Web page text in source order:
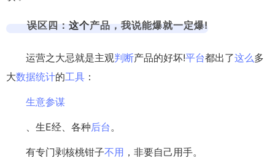
误区四： 这个产品，我说能爆就一定爆!
运营之大忌就是主观判断产品的好坏!平台都出了这么多
大数据统计的工具 ：
生意参谋
、生E经、各种后台。
有专门剥核桃钳子不用 ，非要自己用手。